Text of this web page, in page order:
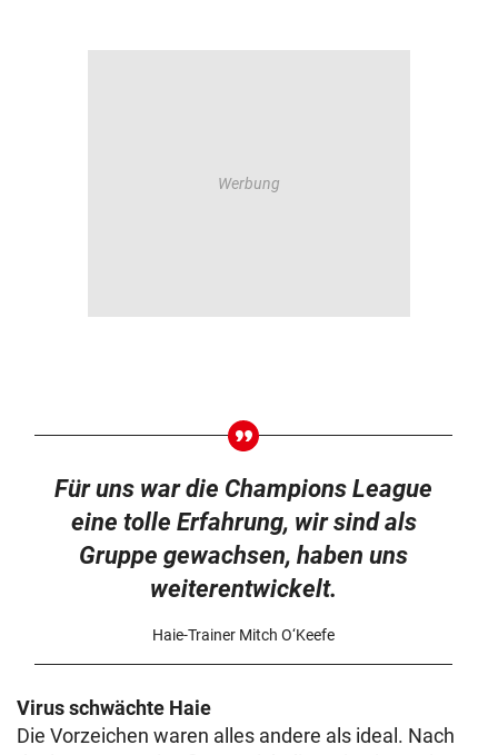
Für uns war die Champions League
eine tolle Erfahrung, wir sind als
Gruppe gewachsen, haben uns
weiterentwickelt.
Haie-Trainer Mitch O‘Keefe
Virus schwächte Haie
Die Vorzeichen waren alles andere als ideal. Nach